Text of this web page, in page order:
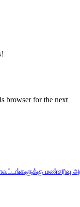
browser for the next
மண்சரிவு